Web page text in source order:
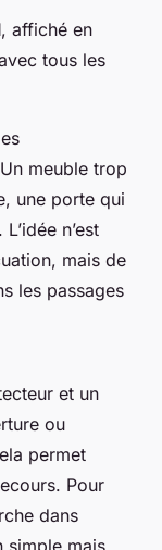
, affiché en
tous les
meuble trop
une porte qui
n’est
mais de
les passages
et un
ou
permet
Pour
dans
simple mais